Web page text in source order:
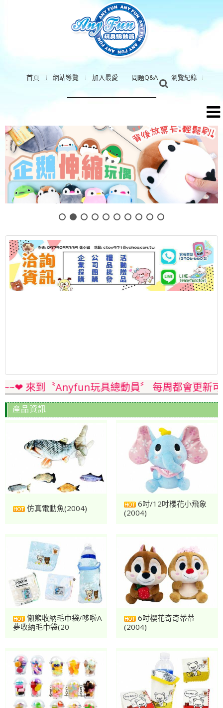
首頁 網站導覽 加入最愛 問題Q&A 瀏覽紀錄
歡迎~~❤ 來到〝Anyfun玩具總動員〞 每周都
產品資訊
仿真電動魚(2004)
6吋/12吋櫻花小飛象
(2004)
懶熊收納毛巾袋/哆啦A
夢收納毛巾袋(20
6吋櫻花奇奇蒂蒂
(2004)